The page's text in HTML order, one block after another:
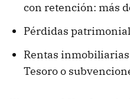
con retención: más
Pérdidas
Rentas
Tesoro o